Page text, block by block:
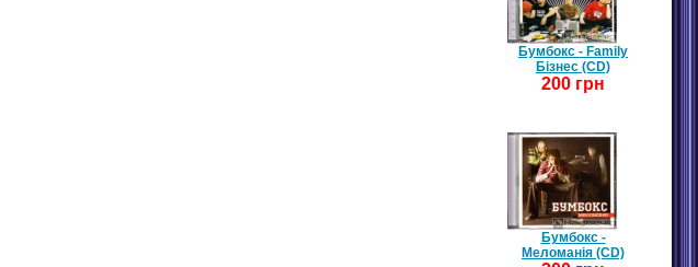
Бумбокс - Family
Бізнес (CD)
200 грн
Бумбокс -
Меломанія (CD)